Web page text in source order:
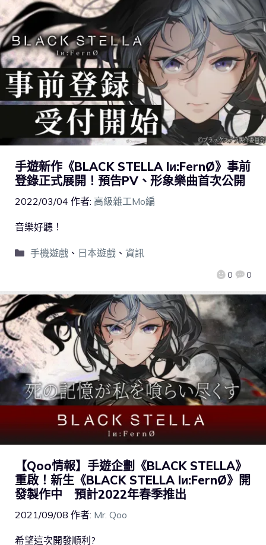
手遊新作《BLACK STELLA Iи:FernØ》事前
登錄正式展開！預告PV、形象樂曲首次公開
2022/03/04 作者: 高級雜工Mo編
0 0
音樂好聽！
手機遊戲、 日本遊戲、 資訊
【Qoo情報】手遊企劃《BLACK STELLA》
重啟！新生《BLACK STELLA Iи:FernØ》開
發製作中 預計2022年春季推出
2021/09/08 作者: Mr. Qoo
希望這次開發順利?